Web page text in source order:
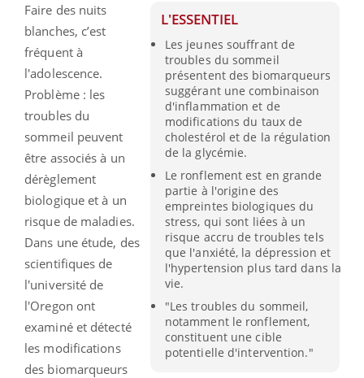
L'ESSENTIEL
Les jeunes souffrant de
troubles du sommeil
présentent des biomarqueurs
suggérant une combinaison
d'inflammation et de
modifications du taux de
cholestérol et de la régulation
de la glycémie.
Le ronflement est en grande
partie à l'origine des
empreintes biologiques du
stress, qui sont liées à un
risque accru de troubles tels
que l'anxiété, la dépression et
l'hypertension plus tard dans la
vie.
"Les troubles du sommeil,
notamment le ronflement,
constituent une cible
potentielle d'intervention."
Faire des nuits
blanches, c’est
fréquent à
l'adolescence.
Problème : les
troubles du
sommeil peuvent
être associés à un
dérèglement
biologique et à un
risque de maladies.
Dans une étude, des
scientifiques de
l'université de
l'Oregon ont
examiné et détecté
les modifications
des biomarqueurs